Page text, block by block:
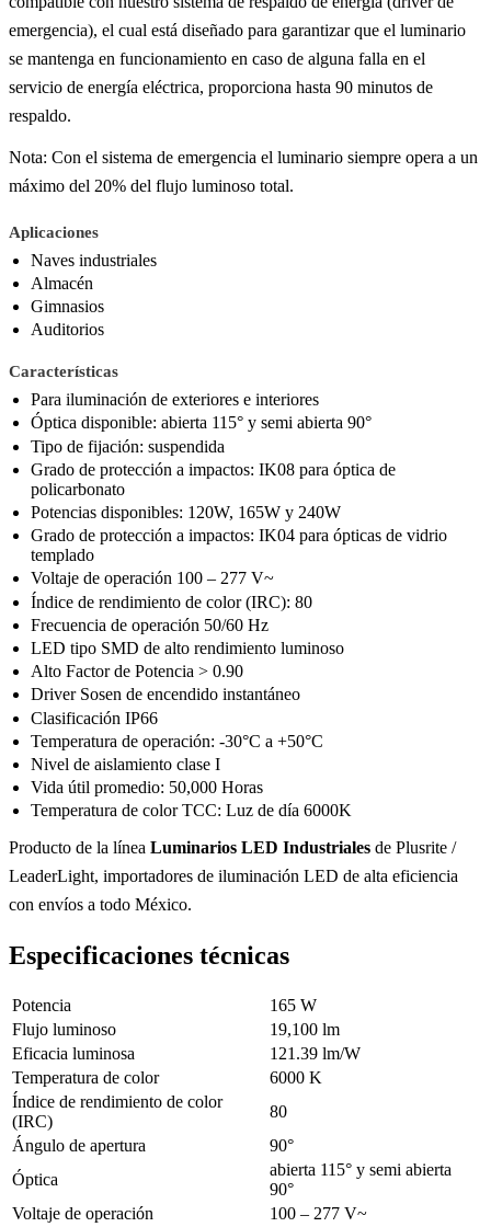
emergencia), el cual está diseñado para garantizar que el luminario
se mantenga en funcionamiento en caso de alguna falla en el
servicio de energía eléctrica, proporciona hasta 90 minutos de
respaldo.
Nota: Con el sistema de emergencia el luminario siempre opera a un
máximo del 20% del flujo luminoso total.
Aplicaciones
Naves industriales
Almacén
Gimnasios
Auditorios
Características
Para iluminación de exteriores e interiores
Óptica disponible: abierta 115° y semi abierta 90°
Tipo de fijación: suspendida
Grado de protección a impactos: IK08 para óptica de
policarbonato
Potencias disponibles: 120W, 165W y 240W
Grado de protección a impactos: IK04 para ópticas de vidrio
templado
Voltaje de operación 100 – 277 V~
Índice de rendimiento de color (IRC): 80
Frecuencia de operación 50/60 Hz
LED tipo SMD de alto rendimiento luminoso
Alto Factor de Potencia > 0.90
Driver Sosen de encendido instantáneo
Clasificación IP66
Temperatura de operación: -30°C a +50°C
Nivel de aislamiento clase I
Vida útil promedio: 50,000 Horas
Temperatura de color TCC: Luz de día 6000K
Producto de la línea Luminarios LED Industriales de Plusrite /
LeaderLight, importadores de iluminación LED de alta eficiencia
con envíos a todo México.
Especificaciones técnicas
Potencia
165 W
Flujo luminoso
19,100 lm
Eficacia luminosa
121.39 lm/W
Temperatura de color
6000 K
Índice de rendimiento de color
(IRC)
80
Ángulo de apertura
90°
Óptica
abierta 115° y semi abierta
90°
Voltaje de operación
100 – 277 V~